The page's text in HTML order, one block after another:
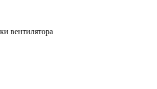
вентилятора